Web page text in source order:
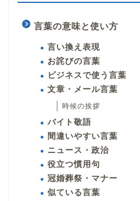
言葉の意味と使い方
言い換え表現
お詫びの言葉
ビジネスで使う言葉
文章・メール言葉
時候の挨拶
バイト敬語
間違いやすい言葉
ニュース・政治
役立つ慣用句
冠婚葬祭・マナー
似ている言葉